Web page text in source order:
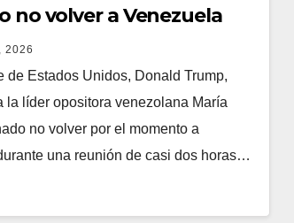
no volver a Venezuela
2026
de Estados Unidos, Donald Trump,
la líder opositora venezolana María
no volver por el momento a
una reunión de casi dos horas…